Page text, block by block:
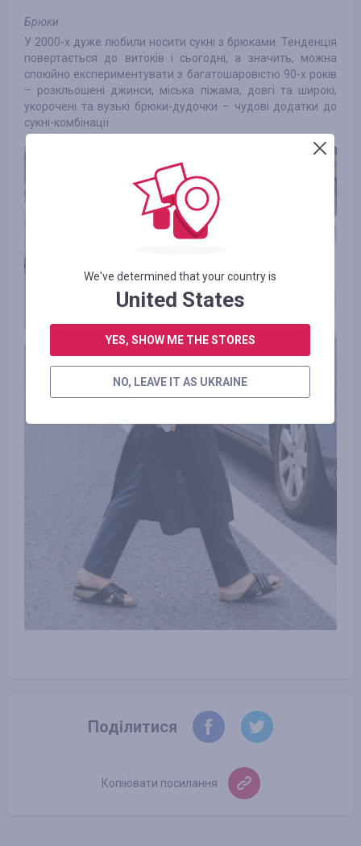
Брюки
У 2000-х дуже любили носити сукні з брюками. Тенденція
повертається до витоків і сьогодні, а значить, можна
спокійно експериментувати з багатошаровістю 90-х років
– розкльошені джинси, міська піжама, довгі та широкі,
укорочені та вузькі брюки-дудочки – чудові додатки до
сукні-комбінації
Поділитися
Копіювати посилання
We've determined that your country is
United States
YES, SHOW ME THE STORES
NO, LEAVE IT AS UKRAINE